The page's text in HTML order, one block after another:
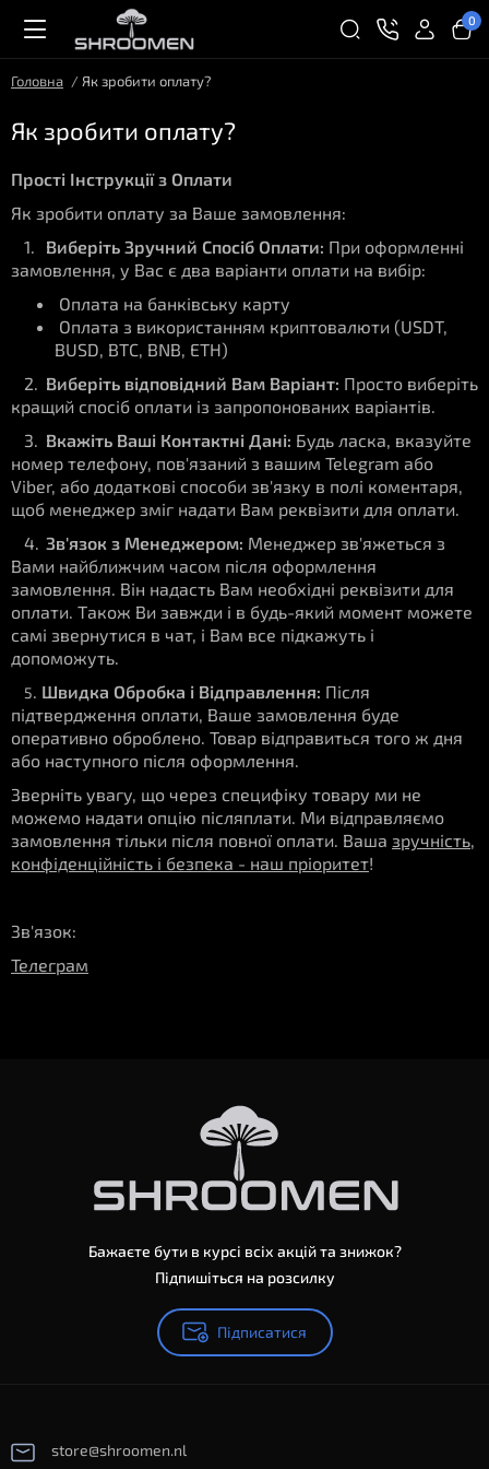
0
Головна Як зробити оплату?
Як зробити оплату?
Прості Інструкції з Оплати
Як зробити оплату за Ваше замовлення:
1.
Виберіть Зручний Спосіб Оплати: При оформленні
замовлення, у Вас є два варіанти оплати на вибір:
Оплата на банківську карту
Оплата з використанням криптовалюти (USDT,
BUSD, BTC, BNB, ETH)
2. Виберіть відповідний Вам Варіант: Просто виберіть
кращий спосіб оплати із запропонованих варіантів.
3. Вкажіть Ваші Контактні Дані: Будь ласка, вказуйте
номер телефону, пов'язаний з вашим Telegram або
Viber, або додаткові способи зв'язку в полі коментаря,
щоб менеджер зміг надати Вам реквізити для оплати.
4. Зв'язок з Менеджером: Менеджер зв'яжеться з
Вами найближчим часом після оформлення
замовлення. Він надасть Вам необхідні реквізити для
оплати. Також Ви завжди і в будь-який момент можете
самі звернутися в чат, і Вам все підкажуть і
допоможуть.
5. Швидка Обробка і Відправлення: Після
підтвердження оплати, Ваше замовлення буде
оперативно оброблено. Товар відправиться того ж дня
або наступного після оформлення.
Зверніть увагу, що через специфіку товару ми не
можемо надати опцію післяплати. Ми відправляємо
замовлення тільки після повної оплати. Ваша зручність,
конфіденційність і безпека - наш пріоритет!
Зв'язок:
Телеграм
Бажаєте бути в курсі всіх акцій та знижок?
Підпишіться на розсилку
Підписатися
store@shroomen.nl